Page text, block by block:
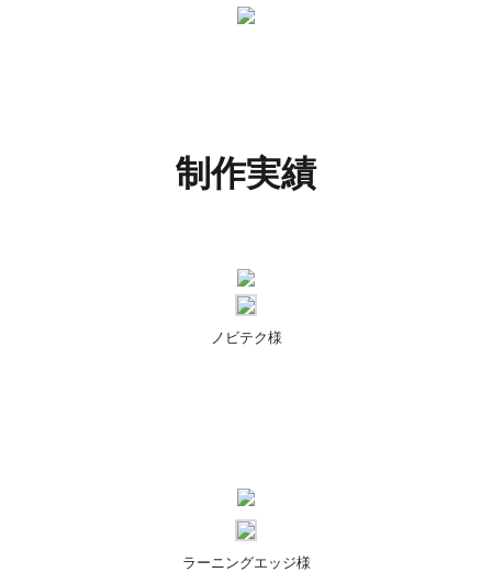
制作実績
ノビテク様
ラーニングエッジ様